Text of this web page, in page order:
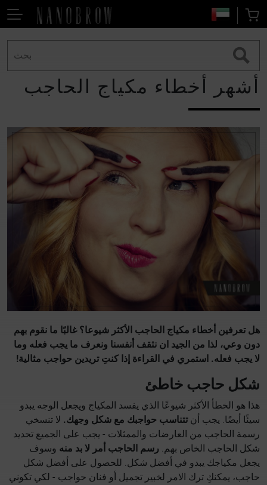
أشهر أخطاء مكياج الحاجب
هل تعرفين أخطاء مكياج الحاجب الأكثر شيوعا؟ غالبًا ما نقوم بهم
دون وعي، لذا من الجيد ان نثقف أنفسنا ونعرف ما يجب فعله وما
لا يجب فعله. استمري في القراءة إذا كنتِ تريدين حواجب مثالية!
شكل حاجب خاطئ
هذا هو الخطأ الأكثر شيوعًا الذي يفسد المكياج ويجعل الوجه يبدو
سيئًا أيضًا. يجب أنتتناسب حواجبك مع شكل وجهك. لا تنسخي
رسمة الحاجب من العارضات والممثلات - يجب على الجميع تحديد
شكل الحاجب الخاص بهم. رسم الحاجب أمر لا بد منه وسوف
يجعل مكياجك يبدو في أفضل شكل. للحصول على أفضل شكل
حاجب، يمكنكِ ترك الامر لخبير تجميل أو فنان حواجب - لكي تكوني